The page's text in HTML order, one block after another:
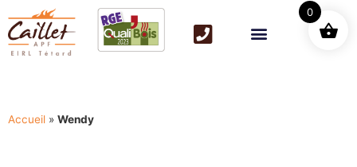
Accueil » Wendy
0